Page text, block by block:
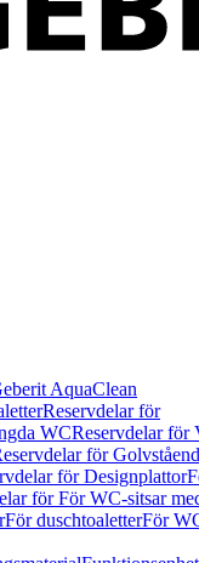
AquaClean
Reservdelar för
WCReservdelar för
för
för Designplattor
för För WC-sitsar
För duschtoaletterFör